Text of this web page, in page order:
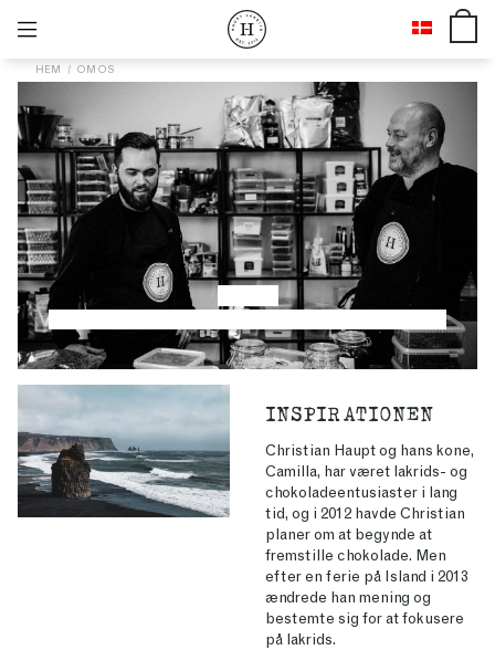
HEM OM OS
INSPIRATIONEN
Christian Haupt og hans kone,
Camilla, har været lakrids- og
chokoladeentusiaster i lang
tid, og i 2012 havde Christian
planer om at begynde at
fremstille chokolade. Men
efter en ferie på Island i 2013
ændrede han mening og
bestemte sig for at fokusere
på lakrids.